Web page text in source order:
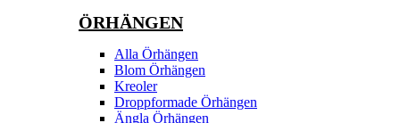
ÖRHÄNGEN
Alla Örhängen
Blom Örhängen
Kreoler
Droppformade Örhängen
Ängla Örhängen